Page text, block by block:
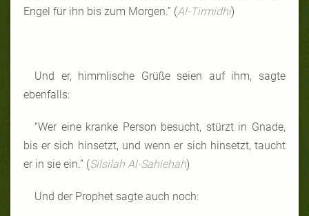
Engel für ihn bis zum Morgen.” (Al-Tirmidhi)
Und er, himmlische Grüße seien auf ihm, sagte
ebenfalls:
“Wer eine kranke Person besucht, stürzt in Gnade,
bis er sich hinsetzt, und wenn er sich hinsetzt, taucht
er in sie ein.” (Silsilah Al-Sahiehah)
Und der Prophet sagte auch noch: